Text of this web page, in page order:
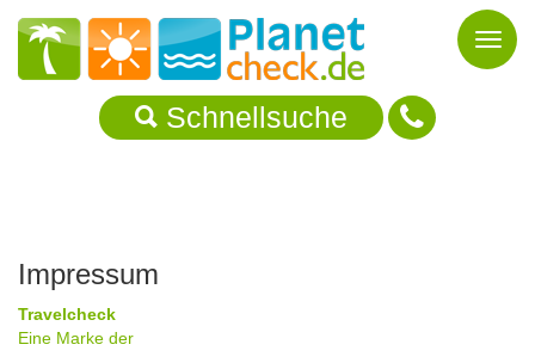
Toggle
Schnellsuche
Impressum
Travelcheck
Eine Marke der